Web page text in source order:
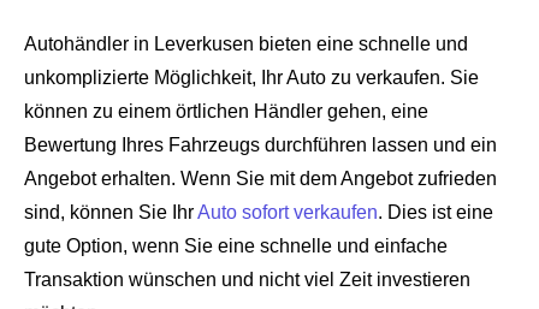
Autohändler in Leverkusen bieten eine schnelle und
unkomplizierte Möglichkeit, Ihr Auto zu verkaufen. Sie
können zu einem örtlichen Händler gehen, eine
Bewertung Ihres Fahrzeugs durchführen lassen und ein
Angebot erhalten. Wenn Sie mit dem Angebot zufrieden
sind, können Sie IhrAuto sofort verkaufen. Dies ist eine
gute Option, wenn Sie eine schnelle und einfache
Transaktion wünschen und nicht viel Zeit investieren